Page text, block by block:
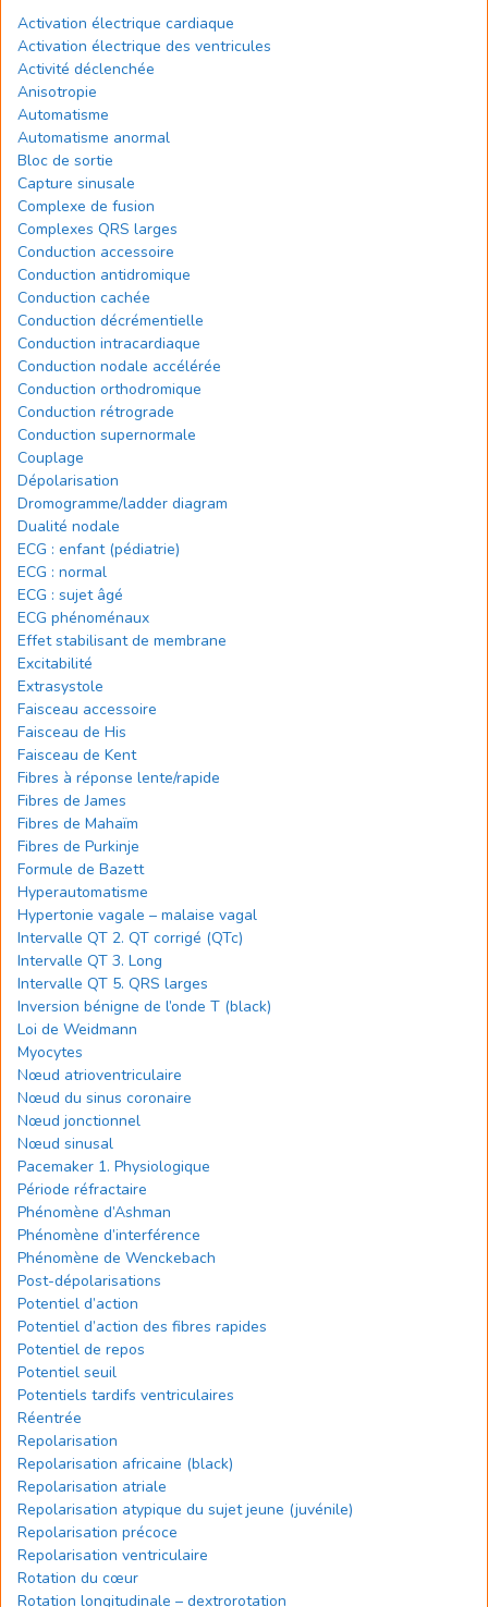
Activation électrique cardiaque
Activation électrique des ventricules
Activité déclenchée
Anisotropie
Automatisme
Automatisme anormal
Bloc de sortie
Capture sinusale
Complexe de fusion
Complexes QRS larges
Conduction accessoire
Conduction antidromique
Conduction cachée
Conduction décrémentielle
Conduction intracardiaque
Conduction nodale accélérée
Conduction orthodromique
Conduction rétrograde
Conduction supernormale
Couplage
Dépolarisation
Dromogramme/ladder diagram
Dualité nodale
ECG : enfant (pédiatrie)
ECG : normal
ECG : sujet âgé
ECG phénoménaux
Effet stabilisant de membrane
Excitabilité
Extrasystole
Faisceau accessoire
Faisceau de His
Faisceau de Kent
Fibres à réponse lente/rapide
Fibres de James
Fibres de Mahaïm
Fibres de Purkinje
Formule de Bazett
Hyperautomatisme
Hypertonie vagale – malaise vagal
Intervalle QT 2. QT corrigé (QTc)
Intervalle QT 3. Long
Intervalle QT 5. QRS larges
Inversion bénigne de l’onde T (black)
Loi de Weidmann
Myocytes
Nœud atrioventriculaire
Nœud du sinus coronaire
Nœud jonctionnel
Nœud sinusal
Pacemaker 1. Physiologique
Période réfractaire
Phénomène d’Ashman
Phénomène d’interférence
Phénomène de Wenckebach
Post-dépolarisations
Potentiel d’action
Potentiel d’action des fibres rapides
Potentiel de repos
Potentiel seuil
Potentiels tardifs ventriculaires
Réentrée
Repolarisation
Repolarisation africaine (black)
Repolarisation atriale
Repolarisation atypique du sujet jeune (juvénile)
Repolarisation précoce
Repolarisation ventriculaire
Rotation du cœur
Rotation longitudinale – dextrorotation